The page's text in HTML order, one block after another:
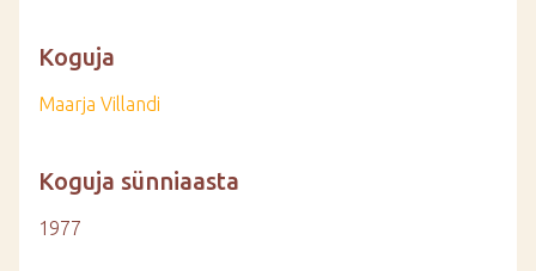
Koguja
Maarja Villandi
Koguja sünniaasta
1977